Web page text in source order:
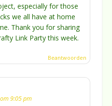
especially for those
we all have at home
Thank you for sharing
Link Party this week.
Beantwoorden
9:05 pm